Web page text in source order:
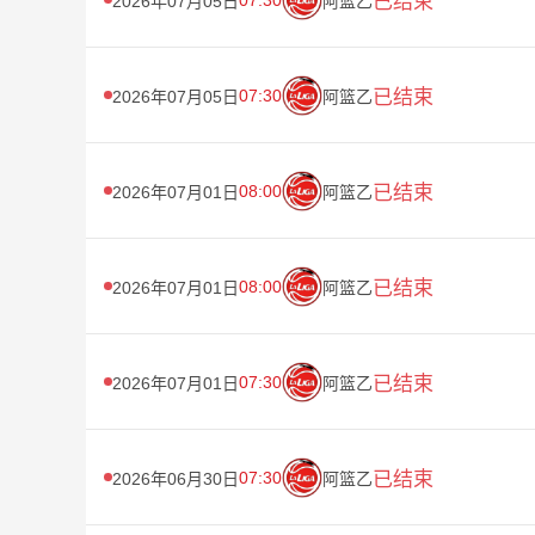
2026年07月05日07:30 阿篮乙已结束
2026年07月01日08:00 阿篮乙已结束
2026年07月01日08:00 阿篮乙已结束
2026年07月01日07:30 阿篮乙已结束
2026年06月30日07:30 阿篮乙已结束